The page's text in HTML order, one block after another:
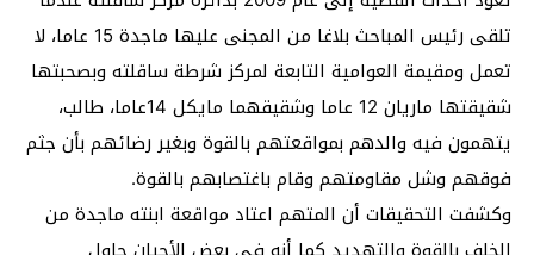
تلقى رئيس المباحث بلاغا من المجنى عليها ماجدة 15 عاما، لا
تعمل ومقيمة العوامية التابعة لمركز شرطة ساقلته وبصحبتها
شقيقتها ماريان 12 عاما وشقيقهما مايكل 14عاما، طالب،
يتهمون فيه والدهم بمواقعتهم بالقوة وبغير رضائهم بأن جثم
فوقهم وشل مقاومتهم وقام باغتصابهم بالقوة.
وكشفت التحقيقات أن المتهم اعتاد مواقعة ابنته ماجدة من